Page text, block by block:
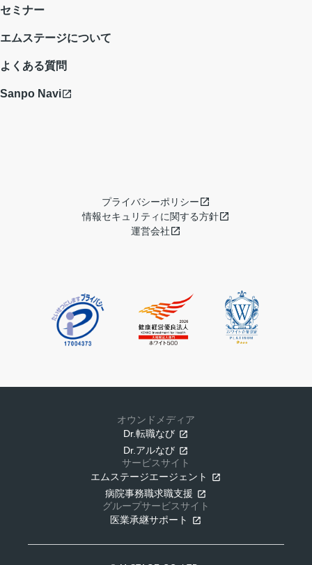
セミナー
エムステージについて
よくある質問
Sanpo Navi
プライバシーポリシー
情報セキュリティに関する方針
運営会社
オウンドメディア
Dr.転職なび
Dr.アルなび
サービスサイト
エムステージエージェント
病院事務職求職支援
グループサービスサイト
医業承継サポート